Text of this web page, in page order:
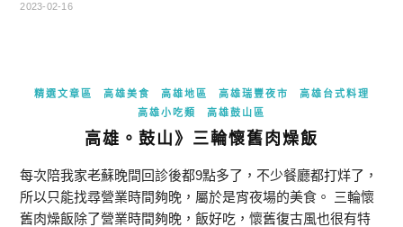
2023-02-16
精選文章區 高雄美食 高雄地區 高雄瑞豐夜市
高雄台式料理
高雄小吃類
高雄鼓山區
高雄。鼓山》三輪懷舊肉燥飯
每次陪我家老蘇晚間回診後都9點多了，不少餐廳都打烊了，
所以只能找尋營業時間夠晚，屬於是宵夜場的美食。 三輪懷
舊肉燥飯除了營業時間夠晚，飯好吃，懷舊復古風也很有特